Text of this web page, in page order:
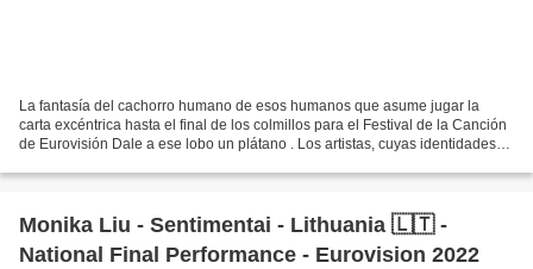
La fantasía del cachorro humano de esos humanos que asume jugar la
carta excéntrica hasta el final de los colmillos para el Festival de la Canción
de Eurovisión Dale a ese lobo un plátano . Los artistas, cuyas identidades
Monika Liu - Sentimentai - Lithuania 🇱🇹 -
National Final Performance - Eurovision 2022